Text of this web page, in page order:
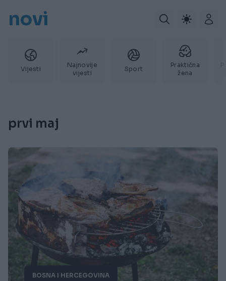
novi
Vijesti
Najnovije
vijesti
Sport
Praktična
žena
prvi maj
BOSNA I HERCEGOVINA